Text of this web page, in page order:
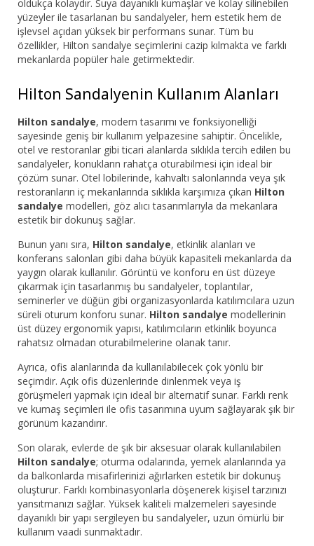
oldukça kolaydır. Suya dayanıklı kumaşlar ve kolay silinebilen
yüzeyler ile tasarlanan bu sandalyeler, hem estetik hem de
işlevsel açıdan yüksek bir performans sunar. Tüm bu
özellikler, Hilton sandalye seçimlerini cazip kılmakta ve farklı
mekanlarda popüler hale getirmektedir.
Hilton Sandalyenin Kullanım Alanları
Hilton sandalye, modern tasarımı ve fonksiyonelliği
sayesinde geniş bir kullanım yelpazesine sahiptir. Öncelikle,
otel ve restoranlar gibi ticari alanlarda sıklıkla tercih edilen bu
sandalyeler, konukların rahatça oturabilmesi için ideal bir
çözüm sunar. Otel lobilerinde, kahvaltı salonlarında veya şık
restoranların iç mekanlarında sıklıkla karşımıza çıkan Hilton
sandalye modelleri, göz alıcı tasarımlarıyla da mekanlara
estetik bir dokunuş sağlar.
Bunun yanı sıra, Hilton sandalye, etkinlik alanları ve
konferans salonları gibi daha büyük kapasiteli mekanlarda da
yaygın olarak kullanılır. Görüntü ve konforu en üst düzeye
çıkarmak için tasarlanmış bu sandalyeler, toplantılar,
seminerler ve düğün gibi organizasyonlarda katılımcılara uzun
süreli oturum konforu sunar. Hilton sandalye modellerinin
üst düzey ergonomik yapısı, katılımcıların etkinlik boyunca
rahatsız olmadan oturabilmelerine olanak tanır.
Ayrıca, ofis alanlarında da kullanılabilecek çok yönlü bir
seçimdir. Açık ofis düzenlerinde dinlenmek veya iş
görüşmeleri yapmak için ideal bir alternatif sunar. Farklı renk
ve kumaş seçimleri ile ofis tasarımına uyum sağlayarak şık bir
görünüm kazandırır.
Son olarak, evlerde de şık bir aksesuar olarak kullanılabilen
Hilton sandalye; oturma odalarında, yemek alanlarında ya
da balkonlarda misafirlerinizi ağırlarken estetik bir dokunuş
oluşturur. Farklı kombinasyonlarla döşenerek kişisel tarzınızı
yansıtmanızı sağlar. Yüksek kaliteli malzemeleri sayesinde
dayanıklı bir yapı sergileyen bu sandalyeler, uzun ömürlü bir
kullanım vaadi sunmaktadır.